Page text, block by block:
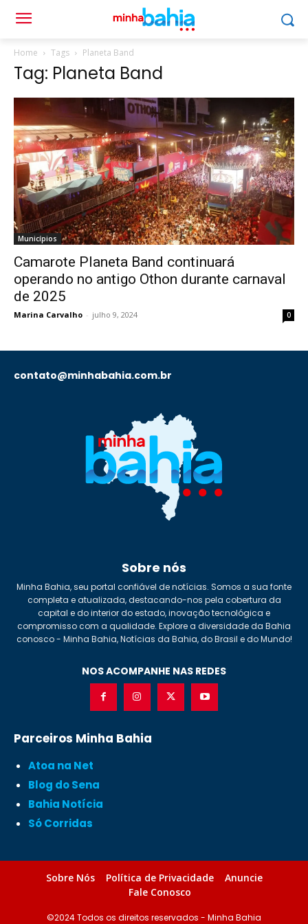
Home Tags Planeta Band
Tag: Planeta Band
Municípios
Camarote Planeta Band continuará
operando no antigo Othon durante carnaval
de 2025
Marina Carvalho - julho 9, 2024 0
contato@minhabahia.com.br
Sobre nós
Minha Bahia, seu portal confiável de notícias. Somos a sua fonte
completa e atualizada, destacando-nos pela cobertura da
capital e do interior do estado, inovação tecnológica e
compromisso com a qualidade. Explore a diversidade da Bahia
conosco - Minha Bahia, Notícias da Bahia, do Brasil e do Mundo!
NOS ACOMPANHE NAS REDES
Parceiros Minha Bahia
Atoa na Net
Blog do Sena
Bahia Notícia
Só Corridas
Sobre Nós Política de Privacidade
Anuncie
Fale Conosco
©2024 Todos os direitos reservados - Minha Bahia